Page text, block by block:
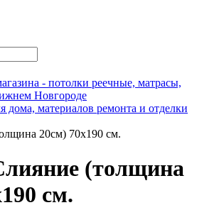
- потолки реечные, матрасы,
Новгороде
дома, материалов ремонта и отделки
20см) 70х190 см.
(толщина
см.